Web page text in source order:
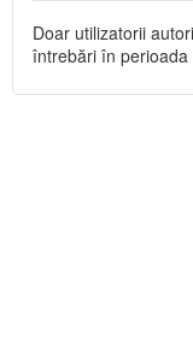
Doar utilizatorii
întrebări în perioada